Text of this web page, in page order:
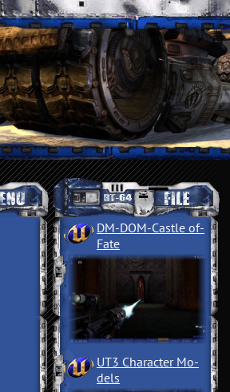
DM-DOM-Castle of­
Fate
UT3 Character Mo­
dels